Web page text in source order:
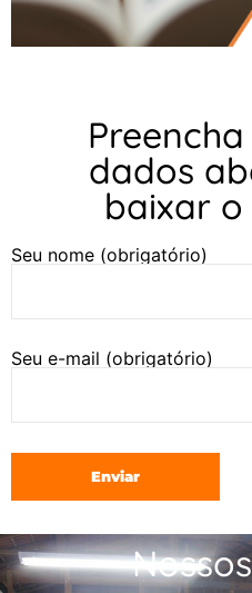
dados
baixar
Seu nome (obrigatório)
Seu e-mail (obrigatório)